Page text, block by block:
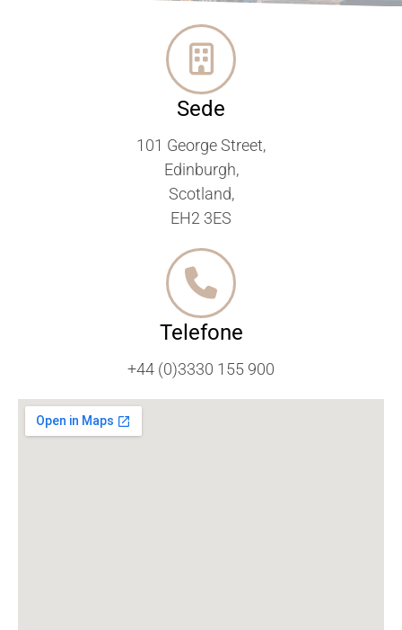
Sede
101 George Street,
Edinburgh,
Scotland,
EH2 3ES
Telefone
+44 (0)3330 155 900